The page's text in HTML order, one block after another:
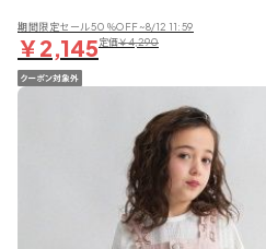
期間限定セール50％OFF~8/12 11:59
￥2,145定価￥4,290